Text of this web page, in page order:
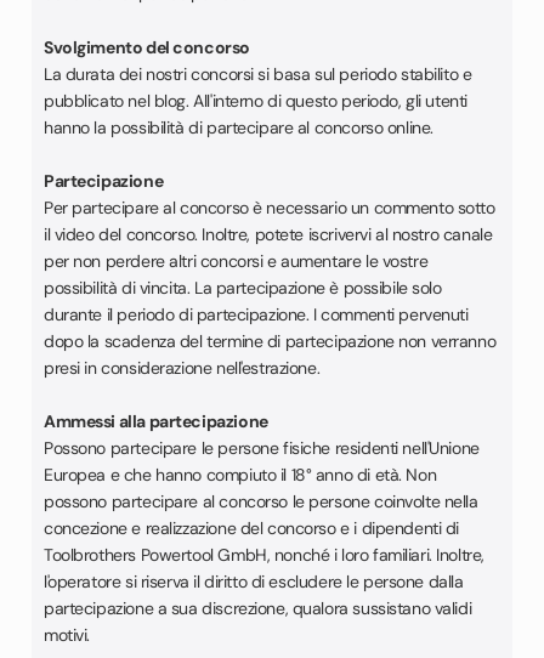
Svolgimento del concorso
La durata dei nostri concorsi si basa sul periodo stabilito e
pubblicato nel blog. All'interno di questo periodo, gli utenti
hanno la possibilità di partecipare al concorso online.
Partecipazione
Per partecipare al concorso è necessario un commento sotto
il video del concorso. Inoltre, potete iscrivervi al nostro canale
per non perdere altri concorsi e aumentare le vostre
possibilità di vincita. La partecipazione è possibile solo
durante il periodo di partecipazione. I commenti pervenuti
dopo la scadenza del termine di partecipazione non verranno
presi in considerazione nell'estrazione.
Ammessi alla partecipazione
Possono partecipare le persone fisiche residenti nell'Unione
Europea e che hanno compiuto il 18° anno di età. Non
possono partecipare al concorso le persone coinvolte nella
concezione e realizzazione del concorso e i dipendenti di
Toolbrothers Powertool GmbH, nonché i loro familiari. Inoltre,
l'operatore si riserva il diritto di escludere le persone dalla
partecipazione a sua discrezione, qualora sussistano validi
motivi.